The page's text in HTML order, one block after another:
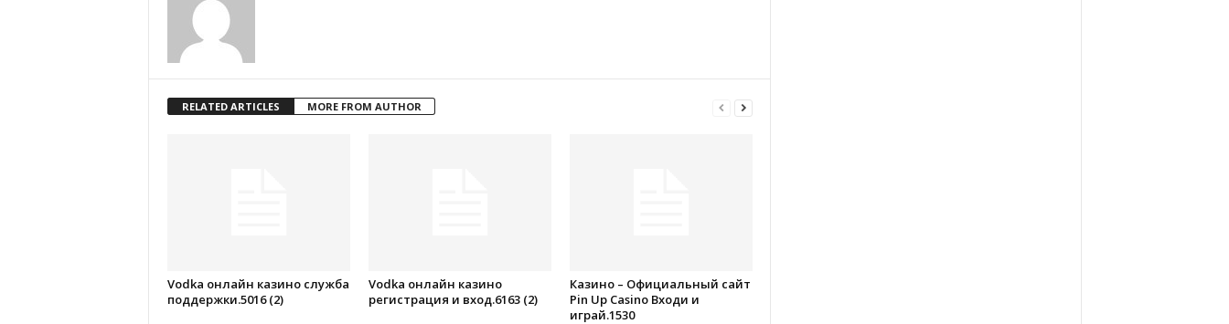
RELATED ARTICLES MORE FROM AUTHOR
Vodka онлайн казино служба
поддержки.5016 (2)
Vodka онлайн казино
регистрация и вход.6163 (2)
Казино – Официальный сайт
Pin Up Casino Входи и
играй.1530